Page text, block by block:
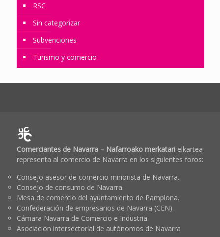
RSC
Sin categorizar
Subvenciones
Turismo y comercio
Comerciantes de Navarra – Nafarroako merkatarielkartea
representa al comercio de Navarra en los siguientes foros:
Consejo asesor de comercio minorista de Navarra.
Consejo de consumo de Navarra.
Mesa de comercio del ayuntamiento de Pamplona.
Confederación de empresarios de Navarra (CEN).
Cámara Navarra de Comercio e Industria.
Asociación intersectorial de autónomos de Navarra